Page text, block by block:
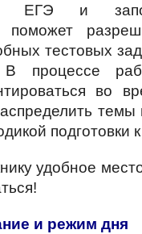
ЕГЭ и
поможет
тестовых
В процессе
во
темы
подготовки
удобное
и режим дня